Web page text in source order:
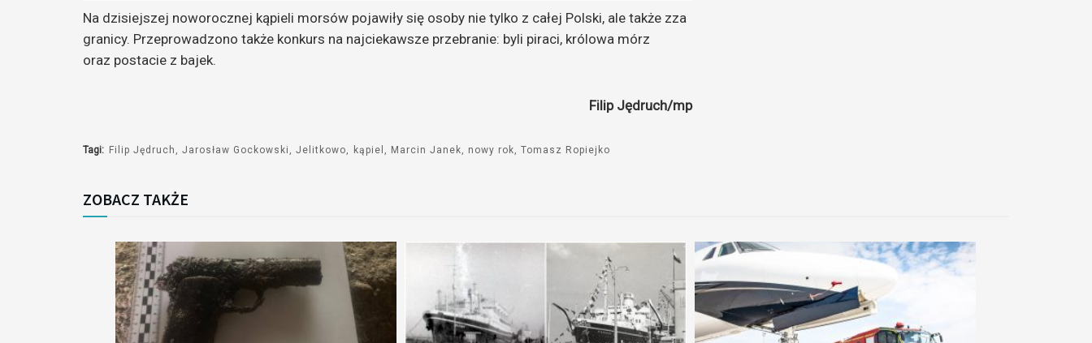
dźwiękowych
do
góry
dołu
Na dzisiejszej noworocznej kąpieli morsów pojawiły się osoby nie tylko z całej Polski, ale także zza
granicy. Przeprowadzono także konkurs na najciekawsze przebranie: byli piraci, królowa mórz
oraz postacie z bajek.
Filip Jędruch/mp
Tagi: Filip Jędruch Jarosław Gockowski Jelitkowo kąpiel Marcin Janek nowy rok Tomasz Ropiejko
ZOBACZ TAKŻE